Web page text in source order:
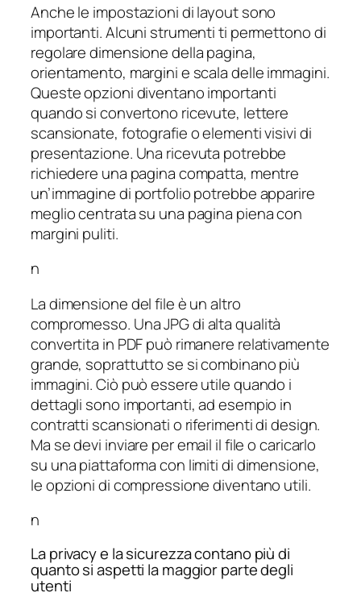
Anche le impostazioni di layout sono
importanti. Alcuni strumenti ti permettono di
regolare dimensione della pagina,
orientamento, margini e scala delle immagini.
Queste opzioni diventano importanti
quando si convertono ricevute, lettere
scansionate, fotografie o elementi visivi di
presentazione. Una ricevuta potrebbe
richiedere una pagina compatta, mentre
un’immagine di portfolio potrebbe apparire
meglio centrata su una pagina piena con
margini puliti.
n
La dimensione del file è un altro
compromesso. Una JPG di alta qualità
convertita in PDF può rimanere relativamente
grande, soprattutto se si combinano più
immagini. Ciò può essere utile quando i
dettagli sono importanti, ad esempio in
contratti scansionati o riferimenti di design.
Ma se devi inviare per email il file o caricarlo
su una piattaforma con limiti di dimensione,
le opzioni di compressione diventano utili.
n
La privacy e la sicurezza contano più di
quanto si aspetti la maggior parte degli
utenti